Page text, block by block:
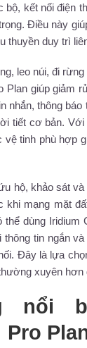
bộ, kết nối điện
Điều này
thuyền duy trì
leo núi, đi
Plan giúp giảm
nhắn, thông báo
tiết cơ bản. Với
vệ tinh phù hợp
hộ, khảo sát và
mạng mặt
dùng Iridium
tin ngắn
Đây là lựa
xuyên hơn
nổi
Pro